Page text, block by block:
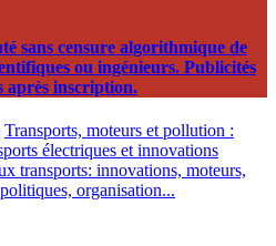
sans censure algorithmique de
ou ingénieurs. Publicités
après inscription.
Transports, moteurs et pollution :
électriques et innovations
transports: innovations, moteurs,
organisation...